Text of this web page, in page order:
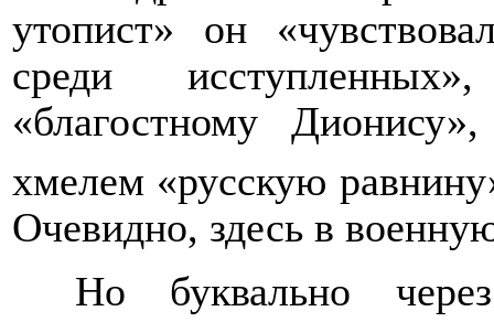
утопист» он
среди
«благостному
хмелем «русскую
Очевидно, здесь в
Но буквально